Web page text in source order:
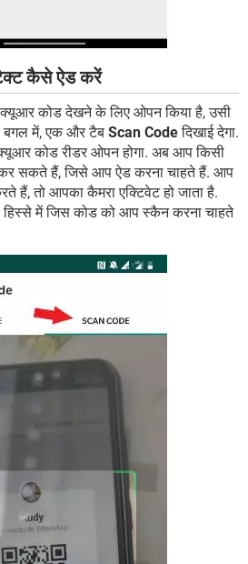
कैसे ऐड करें
कोड देखने के लिए ओपन किया है, उसी
बगल में, एक और टैब Scan Codeदिखाई देगा.
कोड रीडर ओपन होगा. अब आप किसी
सकते हैं, जिसे आप ऐड करना चाहते हैं. आप
हैं, तो आपका कैमरा एक्टिवेट हो जाता है.
में जिस कोड को आप स्कैन करना चाहते